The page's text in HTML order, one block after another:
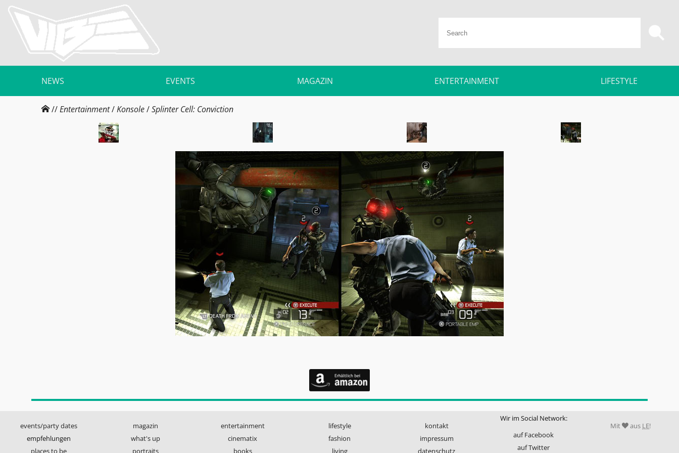
NEWS EVENTS MAGAZIN ENTERTAINMENT LIFESTYLE
//Entertainment/Konsole/Splinter Cell: Conviction
events/party dates
empfehlungen
magazin
what's up
entertainment
cinematix
lifestyle
fashion
kontakt
impressum
Wir im Social Network:
auf Facebook
auf Twitter
Mit aus LE!